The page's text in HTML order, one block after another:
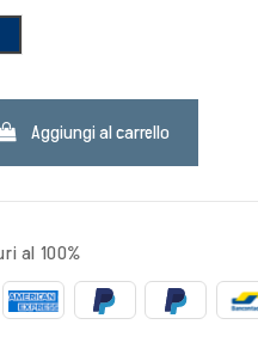
Aggiungi al carrello
al 100%